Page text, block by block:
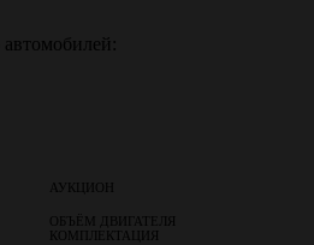
автомобилей:
АУКЦИОН
ОБЪЁМ ДВИГАТЕЛЯ
КОМПЛЕКТАЦИЯ